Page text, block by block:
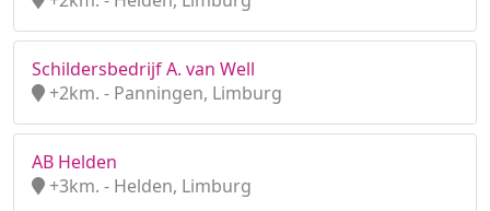
Schildersbedrijf A. van Well
+2km. - Panningen, Limburg
AB Helden
+3km. - Helden, Limburg